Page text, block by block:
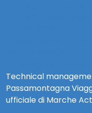
Technical
Passamontagna
ufficiale di Marche